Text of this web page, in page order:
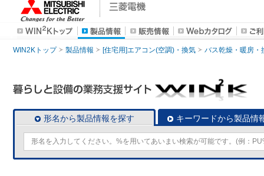
WIN2Kトップ 製品情報 [住宅用]エアコン(空調)・換気 バス乾燥・暖房・
形名から製品情報を探す キーワードから製品情